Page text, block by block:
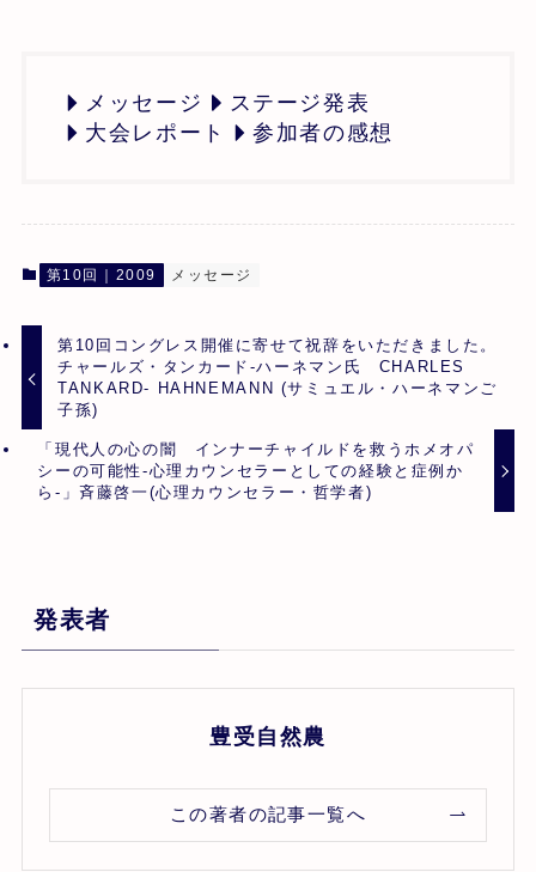
メッセージ
ステージ発表
大会レポート
参加者の感想
第10回｜2009 メッセージ
第10回コングレス開催に寄せて祝辞をいただきました。
チャールズ・タンカード‐ハーネマン氏 CHARLES
TANKARD- HAHNEMANN (サミュエル・ハーネマンご
子孫)
「現代人の心の闇 インナーチャイルドを救うホメオパ
シーの可能性-心理カウンセラーとしての経験と症例か
ら-」斉藤啓一(心理カウンセラー・哲学者)
発表者
豊受自然農
この著者の記事一覧へ